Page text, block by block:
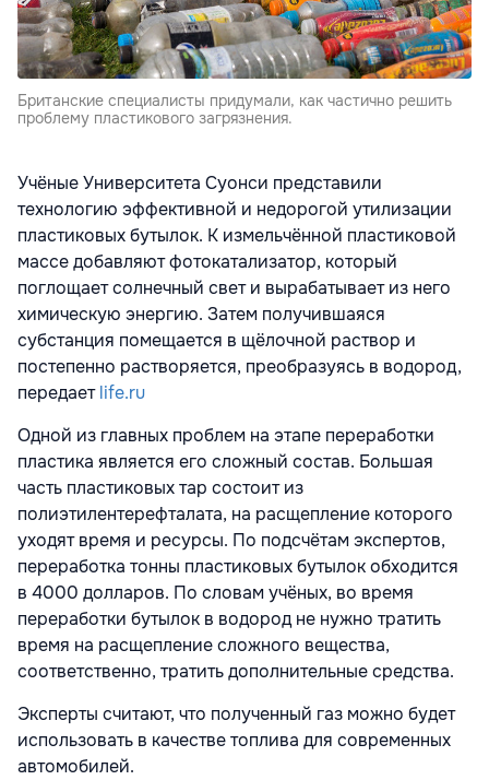
Британские специалисты придумали, как частично решить
проблему пластикового загрязнения.
Учёные Университета Суонси представили
технологию эффективной и недорогой утилизации
пластиковых бутылок. К измельчённой пластиковой
массе добавляют фотокатализатор, который
поглощает солнечный свет и вырабатывает из него
химическую энергию. Затем получившаяся
субстанция помещается в щёлочной раствор и
постепенно растворяется, преобразуясь в водород,
передаетlife.ru
Одной из главных проблем на этапе переработки
пластика является его сложный состав. Большая
часть пластиковых тар состоит из
полиэтилентерефталата, на расщепление которого
уходят время и ресурсы. По подсчётам экспертов,
переработка тонны пластиковых бутылок обходится
в 4000 долларов. По словам учёных, во время
переработки бутылок в водород не нужно тратить
время на расщепление сложного вещества,
соответственно, тратить дополнительные средства.
Эксперты считают, что полученный газ можно будет
использовать в качестве топлива для современных
автомобилей.